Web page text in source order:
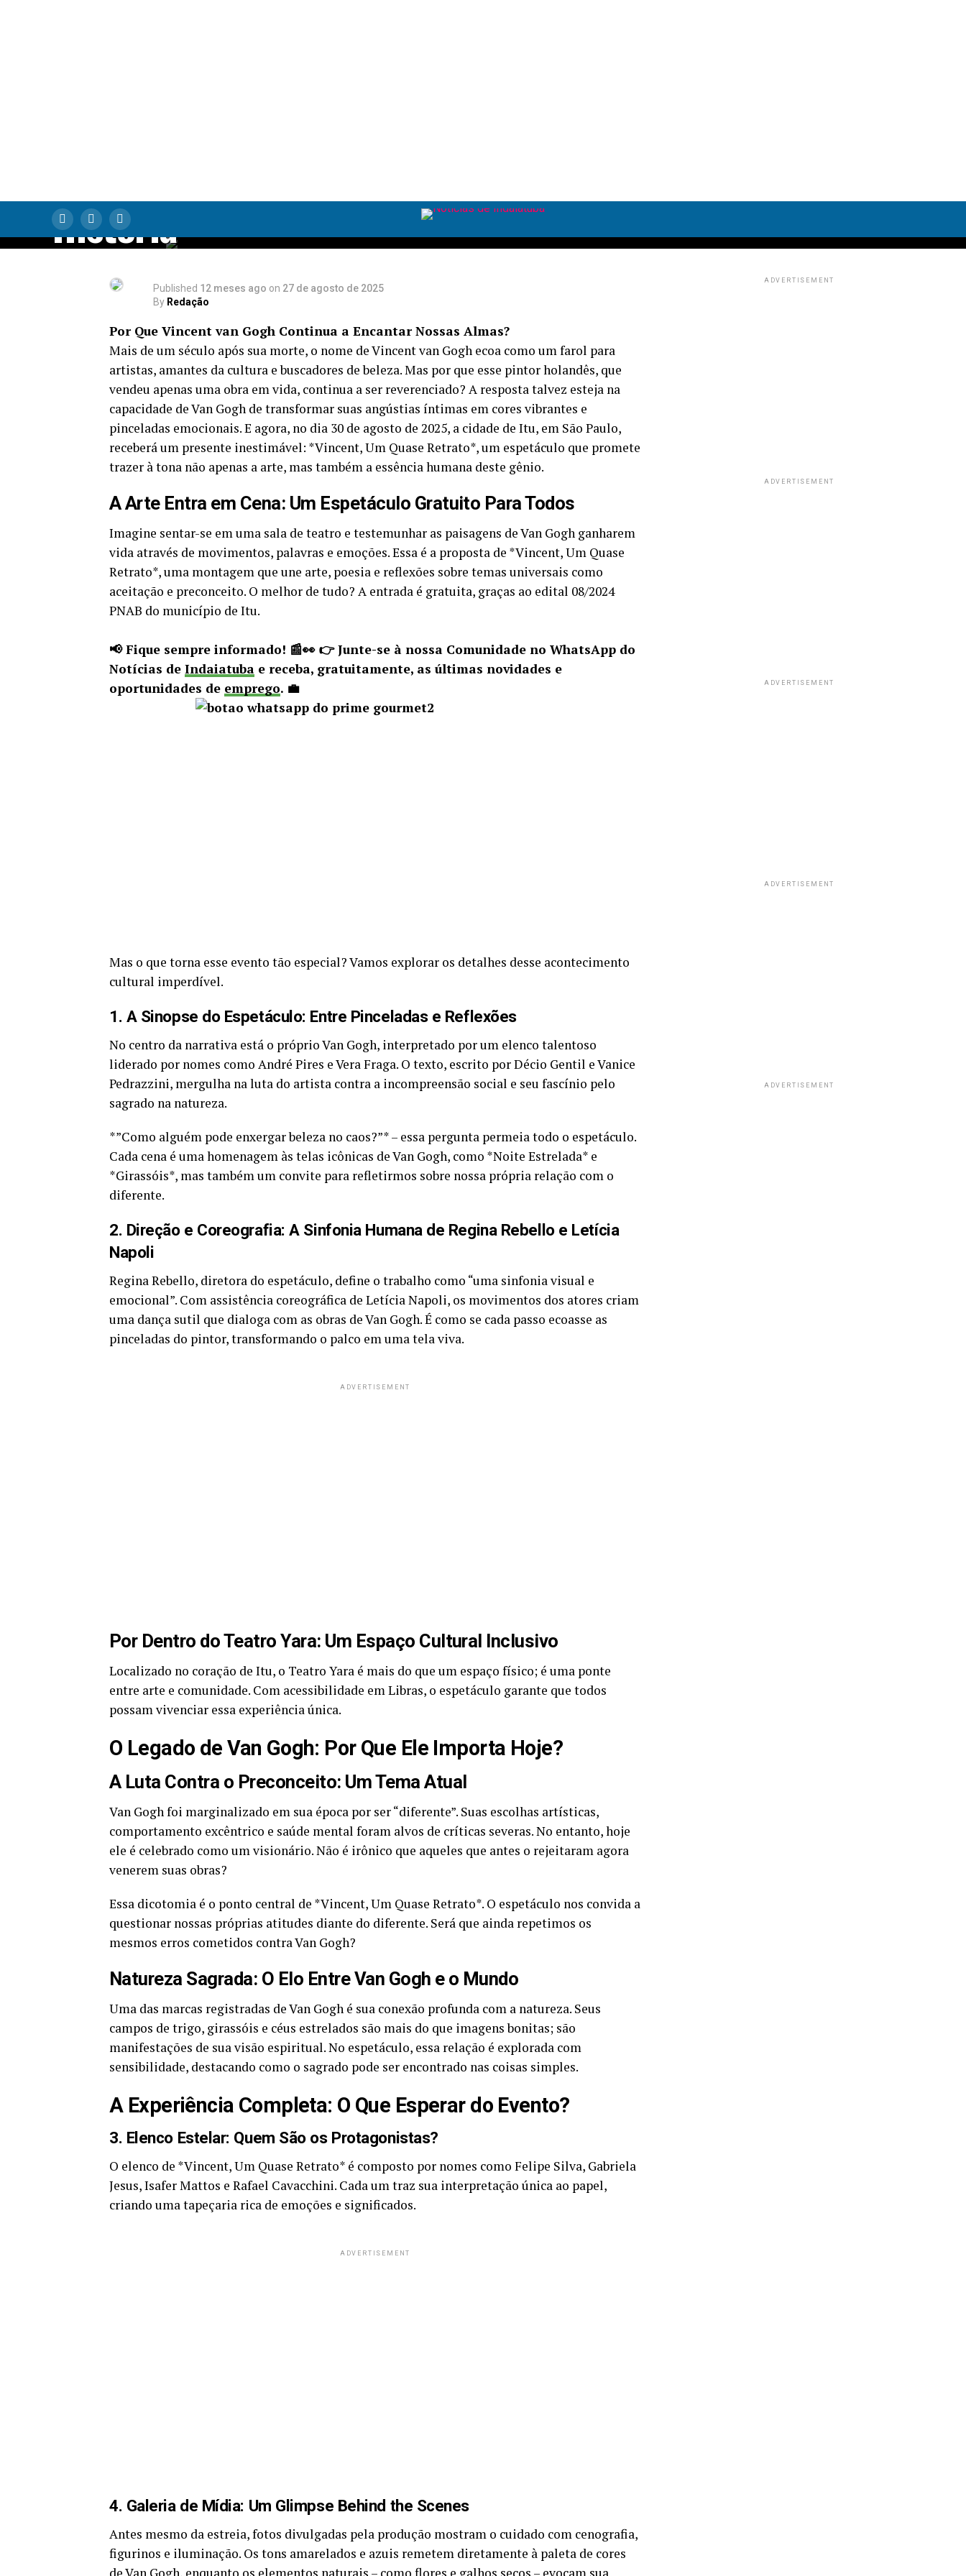
Misunderstood da
História
Published 12 meses ago on 27 de agosto de 2025
By Redação
Por Que Vincent van Gogh Continua a Encantar Nossas Almas?
Mais de um século após sua morte, o nome de Vincent van Gogh ecoa como um farol para
artistas, amantes da cultura e buscadores de beleza. Mas por que esse pintor holandês, que
vendeu apenas uma obra em vida, continua a ser reverenciado? A resposta talvez esteja na
capacidade de Van Gogh de transformar suas angústias íntimas em cores vibrantes e
pinceladas emocionais. E agora, no dia 30 de agosto de 2025, a cidade de Itu, em São Paulo,
receberá um presente inestimável: *Vincent, Um Quase Retrato*, um espetáculo que promete
trazer à tona não apenas a arte, mas também a essência humana deste gênio.
A Arte Entra em Cena: Um Espetáculo Gratuito Para Todos
Imagine sentar-se em uma sala de teatro e testemunhar as paisagens de Van Gogh ganharem
vida através de movimentos, palavras e emoções. Essa é a proposta de *Vincent, Um Quase
Retrato*, uma montagem que une arte, poesia e reflexões sobre temas universais como
aceitação e preconceito. O melhor de tudo? A entrada é gratuita, graças ao edital 08/2024
PNAB do município de Itu.
📢 Fique sempre informado! 📰👀 👉 Junte-se à nossa Comunidade no WhatsApp do
Notícias de Indaiatuba e receba, gratuitamente, as últimas novidades e
oportunidades de emprego. 💼
Mas o que torna esse evento tão especial? Vamos explorar os detalhes desse acontecimento
cultural imperdível.
1. A Sinopse do Espetáculo: Entre Pinceladas e Reflexões
No centro da narrativa está o próprio Van Gogh, interpretado por um elenco talentoso
liderado por nomes como André Pires e Vera Fraga. O texto, escrito por Décio Gentil e Vanice
Pedrazzini, mergulha na luta do artista contra a incompreensão social e seu fascínio pelo
sagrado na natureza.
*”Como alguém pode enxergar beleza no caos?”* – essa pergunta permeia todo o espetáculo.
Cada cena é uma homenagem às telas icônicas de Van Gogh, como *Noite Estrelada* e
*Girassóis*, mas também um convite para refletirmos sobre nossa própria relação com o
diferente.
2. Direção e Coreografia: A Sinfonia Humana de Regina Rebello e Letícia
Napoli
Regina Rebello, diretora do espetáculo, define o trabalho como “uma sinfonia visual e
emocional”. Com assistência coreográfica de Letícia Napoli, os movimentos dos atores criam
uma dança sutil que dialoga com as obras de Van Gogh. É como se cada passo ecoasse as
pinceladas do pintor, transformando o palco em uma tela viva.
ADVERTISEMENT
Por Dentro do Teatro Yara: Um Espaço Cultural Inclusivo
Localizado no coração de Itu, o Teatro Yara é mais do que um espaço físico; é uma ponte
entre arte e comunidade. Com acessibilidade em Libras, o espetáculo garante que todos
possam vivenciar essa experiência única.
O Legado de Van Gogh: Por Que Ele Importa Hoje?
A Luta Contra o Preconceito: Um Tema Atual
Van Gogh foi marginalizado em sua época por ser “diferente”. Suas escolhas artísticas,
comportamento excêntrico e saúde mental foram alvos de críticas severas. No entanto, hoje
ele é celebrado como um visionário. Não é irônico que aqueles que antes o rejeitaram agora
venerem suas obras?
Essa dicotomia é o ponto central de *Vincent, Um Quase Retrato*. O espetáculo nos convida a
questionar nossas próprias atitudes diante do diferente. Será que ainda repetimos os
mesmos erros cometidos contra Van Gogh?
Natureza Sagrada: O Elo Entre Van Gogh e o Mundo
Uma das marcas registradas de Van Gogh é sua conexão profunda com a natureza. Seus
campos de trigo, girassóis e céus estrelados são mais do que imagens bonitas; são
manifestações de sua visão espiritual. No espetáculo, essa relação é explorada com
sensibilidade, destacando como o sagrado pode ser encontrado nas coisas simples.
A Experiência Completa: O Que Esperar do Evento?
3. Elenco Estelar: Quem São os Protagonistas?
O elenco de *Vincent, Um Quase Retrato* é composto por nomes como Felipe Silva, Gabriela
Jesus, Isafer Mattos e Rafael Cavacchini. Cada um traz sua interpretação única ao papel,
criando uma tapeçaria rica de emoções e significados.
ADVERTISEMENT
4. Galeria de Mídia: Um Glimpse Behind the Scenes
Antes mesmo da estreia, fotos divulgadas pela produção mostram o cuidado com cenografia,
figurinos e iluminação. Os tons amarelados e azuis remetem diretamente à paleta de cores
ADVERTISEMENT
ADVERTISEMENT
ADVERTISEMENT
ADVERTISEMENT
ADVERTISEMENT